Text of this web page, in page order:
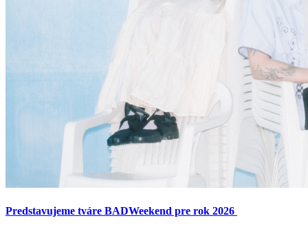
Predstavujeme tváre BADWeekend pre rok 2026